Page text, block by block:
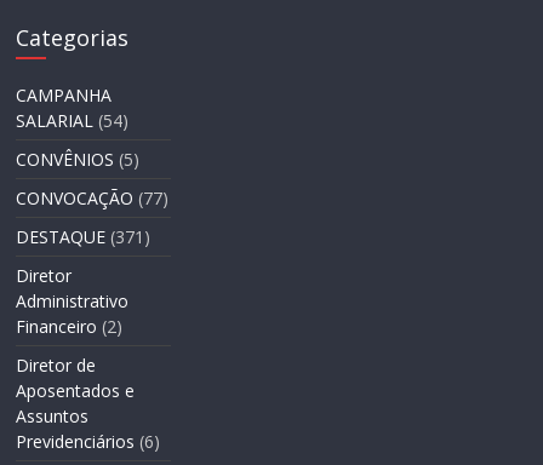
Categorias
CAMPANHA
SALARIAL (54)
CONVÊNIOS (5)
CONVOCAÇÃO (77)
DESTAQUE (371)
Diretor
Administrativo
Financeiro (2)
Diretor de
Aposentados e
Assuntos
Previdenciários (6)